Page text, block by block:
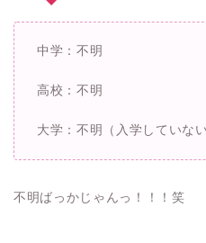
中学：不明
高校：不明
大学：不明（入学していな
不明ばっかじゃんっ！！！笑